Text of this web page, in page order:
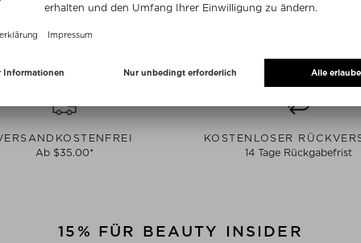
Ab $‌35.00*
KOSTENLOSER
14 Tage Rückgabefrist
15% FÜR BEAUTY INSIDER